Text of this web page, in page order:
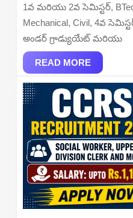
1వ మరియు 2వ సెమిస్టర్,
Mechanical, Civil, 4వ
అండర్ గ్రాడ్యుయేట్ మరియు
READ MOREREAD
MORE